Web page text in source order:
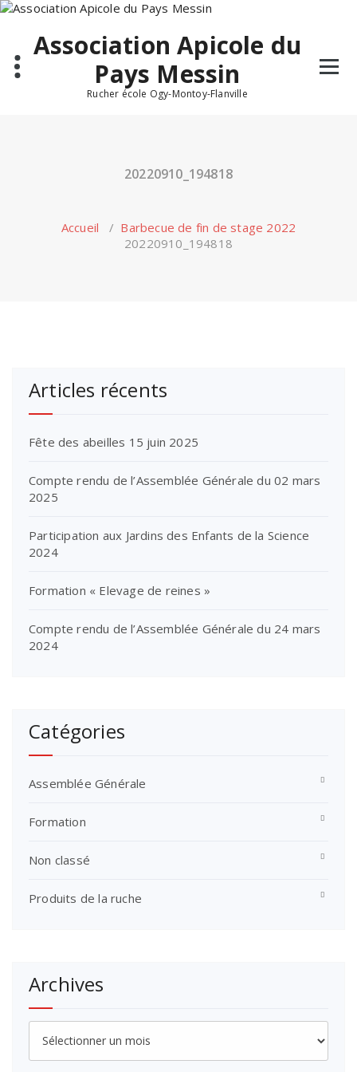
Skip
contentAssociation Apicole du
Pays Messin
Rucher école Ogy-Montoy-Flanville
20220910_194818
Accueil / Barbecue de fin de stage 2022
20220910_194818
Articles récents
Fête des abeilles 15 juin 2025
Compte rendu de l’Assemblée Générale du 02 mars
2025
Participation aux Jardins des Enfants de la Science
2024
Formation « Elevage de reines »
Compte rendu de l’Assemblée Générale du 24 mars
2024
Catégories
Assemblée Générale
Formation
Non classé
Produits de la ruche
Archives
Archives